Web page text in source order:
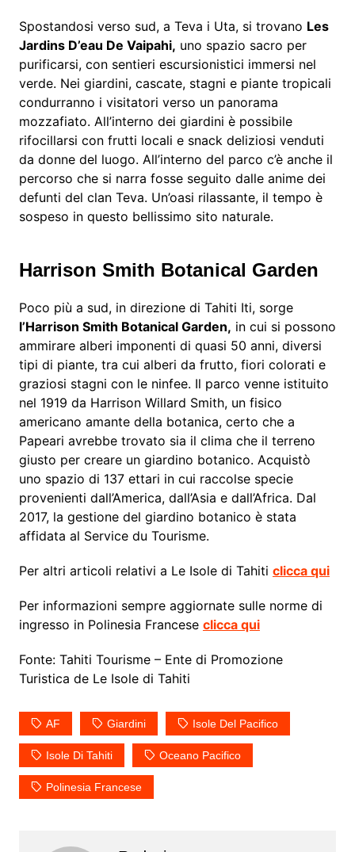
Spostandosi verso sud, a Teva i Uta, si trovano Les
Jardins D’eau De Vaipahi, uno spazio sacro per
purificarsi, con sentieri escursionistici immersi nel
verde. Nei giardini, cascate, stagni e piante tropicali
condurranno i visitatori verso un panorama
mozzafiato. All’interno dei giardini è possibile
rifocillarsi con frutti locali e snack deliziosi venduti
da donne del luogo. All’interno del parco c’è anche il
percorso che si narra fosse seguito dalle anime dei
defunti del clan Teva. Un’oasi rilassante, il tempo è
sospeso in questo bellissimo sito naturale.
Harrison Smith Botanical Garden
Poco più a sud, in direzione di Tahiti Iti, sorge
l’Harrison Smith Botanical Garden, in cui si possono
ammirare alberi imponenti di quasi 50 anni, diversi
tipi di piante, tra cui alberi da frutto, fiori colorati e
graziosi stagni con le ninfee. Il parco venne istituito
nel 1919 da Harrison Willard Smith, un fisico
americano amante della botanica, certo che a
Papeari avrebbe trovato sia il clima che il terreno
giusto per creare un giardino botanico. Acquistò
uno spazio di 137 ettari in cui raccolse specie
provenienti dall’America, dall’Asia e dall’Africa. Dal
2017, la gestione del giardino botanico è stata
affidata al Service du Tourisme.
Per altri articoli relativi a Le Isole di Tahiti clicca qui
Per informazioni sempre aggiornate sulle norme di
ingresso in Polinesia Francese clicca qui
Fonte: Tahiti Tourisme – Ente di Promozione
Turistica de Le Isole di Tahiti
AF Giardini Isole Del Pacifico
Isole Di Tahiti Oceano Pacifico
Polinesia Francese